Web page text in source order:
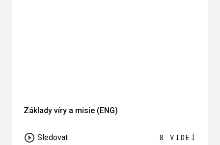
Základy víry a misie (ENG)
Sledovat 8 VIDEÍ